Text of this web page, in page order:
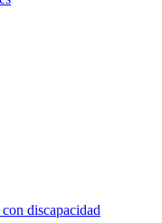
discapacidad